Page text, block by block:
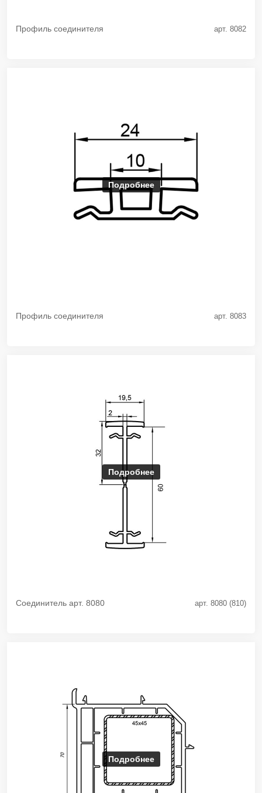
Профиль соединителя арт. 8082
Подробнее
Профиль соединителя арт. 8083
Подробнее
Соединитель арт. 8080 арт. 8080 (810)
Подробнее